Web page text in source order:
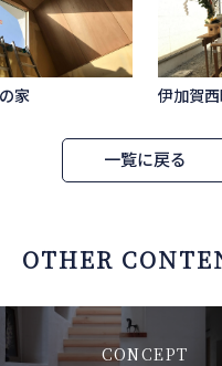
家 伊加賀
一覧に戻る
OTHER
CONCEPT